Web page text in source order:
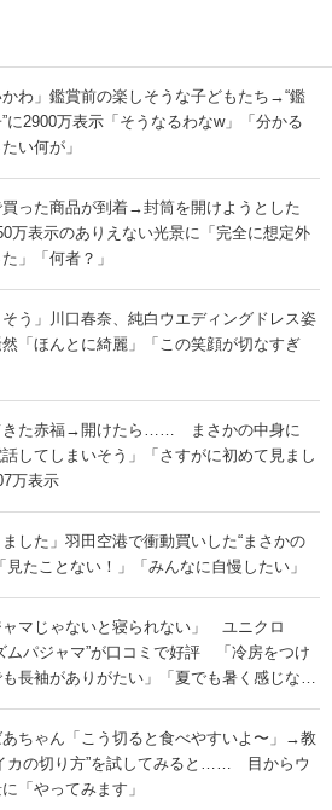
かわ」鑑賞前の楽しそうな子どもたち→“鑑
に2900万表示「そうなるわなw」「分かる
い何が」
買った商品が到着→封筒を開けようとした
表示のありえない光景に「完全に想定外
」「何者？」
そう」川口春奈、純白ウエディングドレス姿
「ほんとに綺麗」「この笑顔が切なすぎ
きた赤福→開けたら…… まさかの中身に
話してしまいそう」「さすがに初めて見まし
万表示
ました」羽田空港で衝動買いした“まさかの
見たことない！」「みんなに自慢したい」
ャマじゃないと寝られない」 ユニクロ
ムパジャマ”が口コミで好評 「冷房をつけ
長袖がありがたい」「夏でも暑く感じな
ちゃん「こう切ると食べやすいよ〜」→教
カの切り方”を試してみると…… 目からウ
「やってみます」